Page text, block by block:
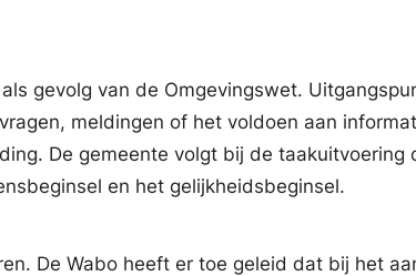
gevolg van de Omgevingswet.
meldingen of het voldoen aan
De gemeente volgt bij de taakuitvoering
en het gelijkheidsbeginsel.
De Wabo heeft er toe geleid dat bij het